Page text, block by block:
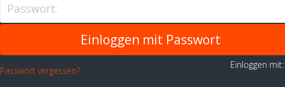
Passwort:
Passwort vergessen?
Einloggen